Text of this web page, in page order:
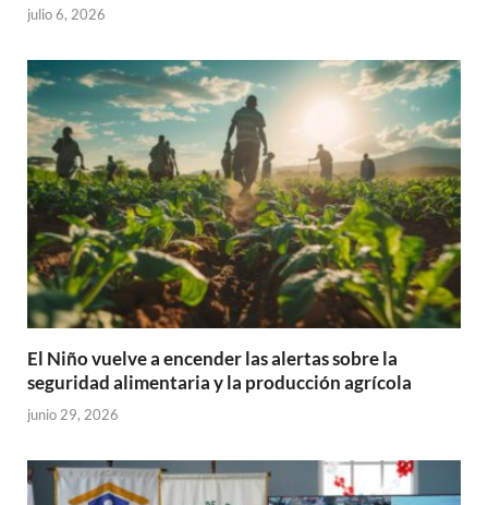
julio 6, 2026
El Niño vuelve a encender las alertas sobre la
seguridad alimentaria y la producción agrícola
junio 29, 2026